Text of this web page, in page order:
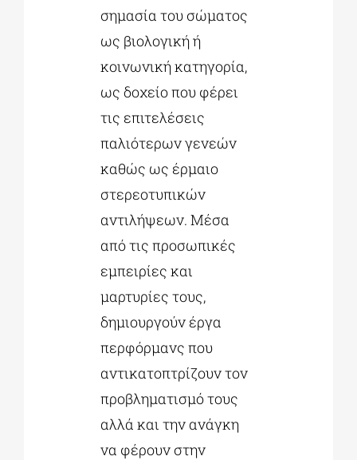
σημασία του σώματος
ως βιολογική ή
κοινωνική κατηγορία,
ως δοχείο που φέρει
τις επιτελέσεις
παλιότερων γενεών
καθώς ως έρμαιο
στερεοτυπικών
αντιλήψεων. Μέσα
από τις προσωπικές
εμπειρίες και
μαρτυρίες τους,
δημιουργούν έργα
περφόρμανς που
αντικατοπτρίζουν τον
προβληματισμό τους
αλλά και την ανάγκη
να φέρουν στην